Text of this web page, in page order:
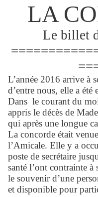
LA
Le billet
L’année 2016 arrive à
d’entre nous, elle a été
Dans le courant du
appris le décès de
qui après une longue
La concorde était
l’Amicale. Elle y a
poste de secrétaire
santé l’ont contrainte à
le souvenir d’une
et disponible pour